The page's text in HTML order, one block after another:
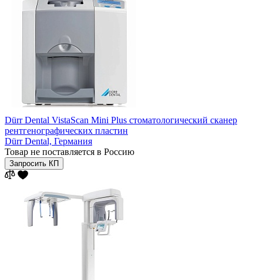
Dürr Dental VistaScan Mini Plus стоматологический сканер
рентгенографических пластин
Dürr Dental, Германия
Товар не поставляется в Россию
Запросить КП